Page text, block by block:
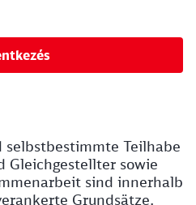
Teilhabe
Gleichgestellter sowie
sind innerhalb
Grundsätze.